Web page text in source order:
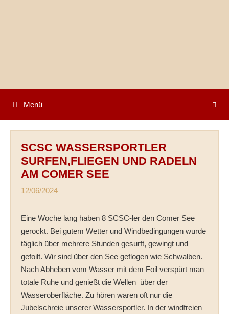
Menü
SCSC WASSERSPORTLER
SURFEN,FLIEGEN UND RADELN
AM COMER SEE
12/06/2024
Eine Woche lang haben 8 SCSC-ler den Comer See
gerockt. Bei gutem Wetter und Windbedingungen wurde
täglich über mehrere Stunden gesurft, gewingt und
gefoilt. Wir sind über den See geflogen wie Schwalben.
Nach Abheben vom Wasser mit dem Foil verspürt man
totale Ruhe und genießt die Wellen über der
Wasseroberfläche. Zu hören waren oft nur die
Jubelschreie unserer Wassersportler. In der windfreien